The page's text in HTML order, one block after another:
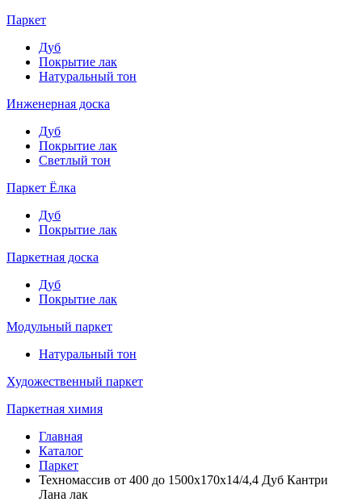
Паркет
Дуб
Покрытие лак
Натуральный тон
Инженерная доска
Дуб
Покрытие лак
Светлый тон
Паркет Ёлка
Дуб
Покрытие лак
Паркетная доска
Дуб
Покрытие лак
Модульный паркет
Натуральный тон
Художественный паркет
Паркетная химия
Главная
Каталог
Паркет
Техномассив от 400 до 1500х170х14/4,4 Дуб Кантри
Лана лак